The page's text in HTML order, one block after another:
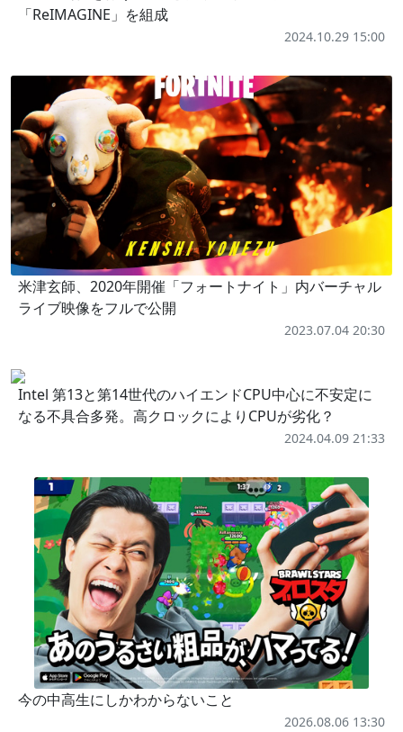
「ReIMAGINE」を組成
2024.10.29 15:00
米津玄師、2020年開催「フォートナイト」内バーチャル
ライブ映像をフルで公開
2023.07.04 20:30
Intel 第13と第14世代のハイエンドCPU中心に不安定に
なる不具合多発。高クロックによりCPUが劣化？
2024.04.09 21:33
今の中高生にしかわからないこと
2026.08.06 13:30